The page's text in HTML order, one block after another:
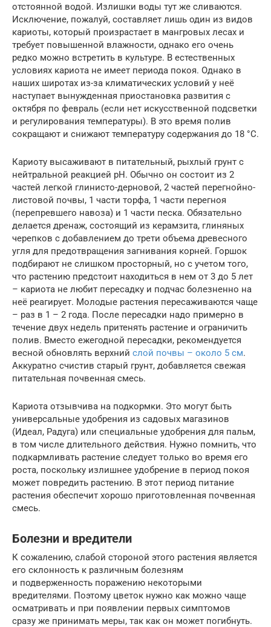
отстоянной водой. Излишки воды тут же сливаются.
Исключение, пожалуй, составляет лишь один из видов
кариоты, который произрастает в мангровых лесах и
требует повышенной влажности, однако его очень
редко можно встретить в культуре. В естественных
условиях кариота не имеет периода покоя. Однако в
наших широтах из-за климатических условий у неё
наступает вынужденная приостановка развития с
октября по февраль (если нет искусственной подсветки
и регулирования температуры). В это время полив
сокращают и снижают температуру содержания до 18 °C.
Кариоту высаживают в питательный, рыхлый грунт c
нейтральной реакцией pH. Обычно он состоит из 2
частей легкой глинисто-дерновой, 2 частей перегнойно-
листовой почвы, 1 части торфа, 1 части перегноя
(перепревшего навоза) и 1 части песка. Обязательно
делается дренаж, состоящий из керамзита, глиняных
черепков с добавлением до трети объема древесного
угля для предотвращения загнивания корней. Горшок
подбирают не слишком просторный, но с учетом того,
что растению предстоит находиться в нем от 3 до 5 лет
– кариота не любит пересадку и подчас болезненно на
неё реагирует. Молодые растения пересаживаются чаще
– раз в 1 – 2 года. После пересадки надо примерно в
течение двух недель притенять растение и ограничить
полив. Вместо ежегодной пересадки, рекомендуется
весной обновлять верхний слой почвы – около 5 см.
Аккуратно счистив старый грунт, добавляется свежая
питательная почвенная смесь.
Кариота отзывчива на подкормки. Это могут быть
универсальные удобрения из садовых магазинов
(Идеал, Радуга) или специальные удобрения для пальм,
в том числе длительного действия. Нужно помнить, что
подкармливать растение следует только во время его
роста, поскольку излишнее удобрение в период покоя
может повредить растению. В этот период питание
растения обеспечит хорошо приготовленная почвенная
смесь.
Болезни и вредители
К сожалению, слабой стороной этого растения является
его склонность к различным болезням
и подверженность поражению некоторыми
вредителями. Поэтому цветок нужно как можно чаще
осматривать и при появлении первых симптомов
сразу же принимать меры, так как он может погибнуть.